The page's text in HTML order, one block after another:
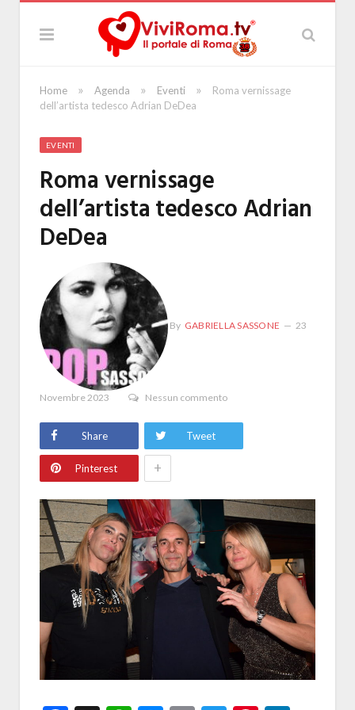
Home » Agenda » Eventi »
Roma vernissage
dell’artista tedesco Adrian DeDea
EVENTI
Roma vernissage
dell’artista tedesco Adrian
DeDea
By GABRIELLA SASSONE 23
Novembre 2023 Nessun commento
Share Tweet
Pinterest +